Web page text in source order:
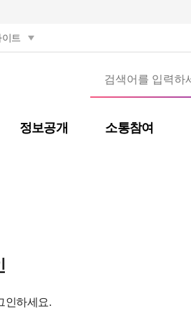
트
정보공개 소통참여
인하세요.